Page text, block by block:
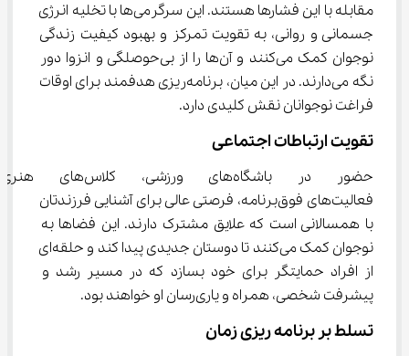
مقابله با این فشارها هستند. این سرگرمی‌ها با تخلیه انرژی
جسمانی و روانی، به تقویت تمرکز و بهبود کیفیت زندگی
نوجوان کمک می‌کنند و آن‌ها را از بی‌حوصلگی و انزوا دور
نگه می‌دارند. در این میان، برنامه‌ریزی هدفمند برای اوقات
فراغت نوجوانان نقش کلیدی دارد.
تقویت ارتباطات اجتماعی
حضور در باشگاه‌های ورزشی،
فعالیت‌های فوق‌برنامه، فرصتی عالی برای آشنایی فرزندتان
با همسالانی است که علایق مشترک دارند. این فضاها به
نوجوان کمک می‌کنند تا دوستان جدیدی پیدا کند و حلقه‌ای
از افراد حمایتگر برای خود بسازد که در مسیر رشد و
پیشرفت شخصی، همراه و یاری‌رسان او خواهند بود.
تسلط بر برنامه‌ ریزی زمان